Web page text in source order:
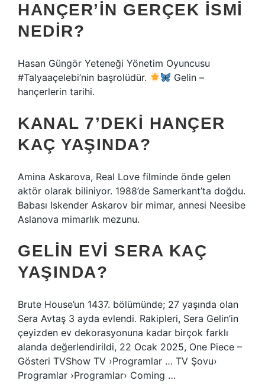
HANÇER’IN GERÇEK ISMI
NEDIR?
Hasan Güngör Yeteneği Yönetim Oyuncusu
#Talyaaçelebi’nin başrolüdür.
Gelin –
hançerlerin tarihi.
KANAL 7’DEKI HANÇER
KAÇ YAŞINDA?
Amina Askarova, Real Love filminde önde gelen
aktör olarak biliniyor. 1988’de Samerkant’ta doğdu.
Babası Iskender Askarov bir mimar, annesi Neesibe
Aslanova mimarlık mezunu.
GELIN EVI SERA KAÇ
YAŞINDA?
Brute House’un 1437. bölümünde; 27 yaşında olan
Sera Avtaş 3 ayda evlendi. Rakipleri, Sera Gelin’in
çeyizden ev dekorasyonuna kadar birçok farklı
alanda değerlendirildi, 22 Ocak 2025, One Piece –
Gösteri TVShow TV ›Programlar … TV Şovu›
Programlar ›Programlar› Coming …